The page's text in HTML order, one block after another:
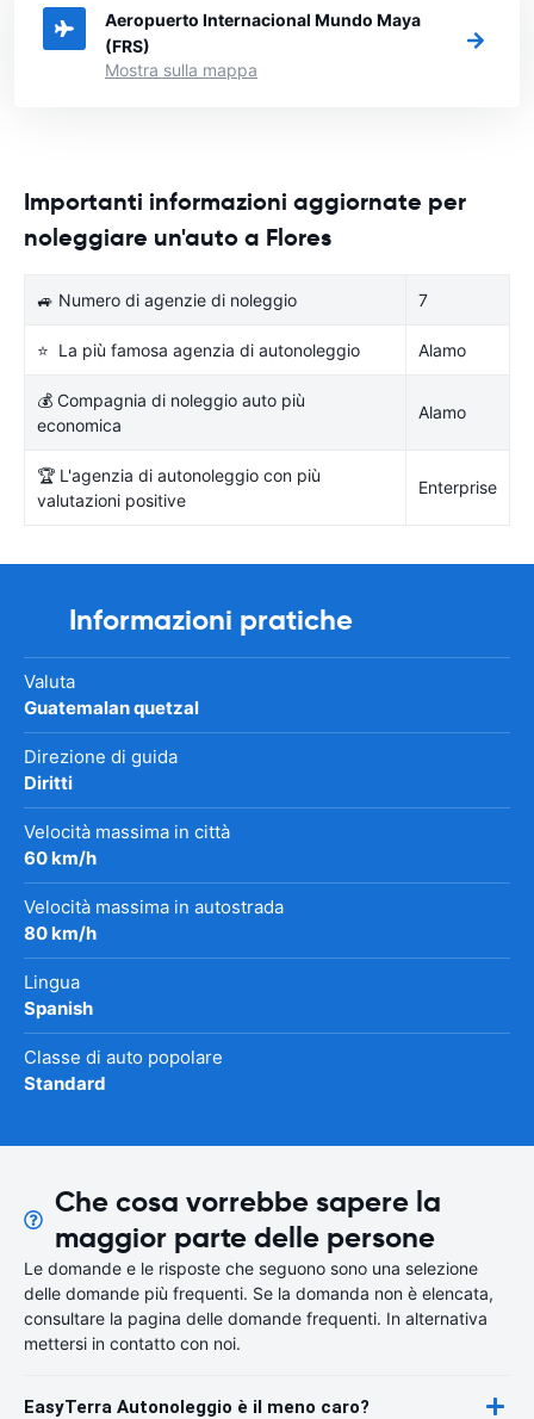
Aeropuerto Internacional Mundo Maya
(FRS)
Mostra sulla mappa
Importanti informazioni aggiornate per
noleggiare un'auto a Flores
🚙 Numero di agenzie di noleggio 7
⭐ La più famosa agenzia di autonoleggio Alamo
💰 Compagnia di noleggio auto più
economica
Alamo
🏆 L'agenzia di autonoleggio con più
valutazioni positive
Enterprise
Informazioni pratiche
Valuta
Guatemalan quetzal
Direzione di guida
Diritti
Velocità massima in città
60 km/h
Velocità massima in autostrada
80 km/h
Lingua
Spanish
Classe di auto popolare
Standard
Che cosa vorrebbe sapere la
maggior parte delle persone
Le domande e le risposte che seguono sono una selezione
delle domande più frequenti. Se la domanda non è elencata,
consultare la pagina delle domande frequenti. In alternativa
mettersi in contatto con noi.
EasyTerra Autonoleggio è il meno caro?